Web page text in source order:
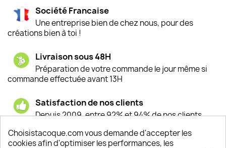
Société Francaise
Une entreprise bien de chez nous, pour des
créations bien à toi !
Livraison sous 48H
Préparation de votre commande le jour même si
commande effectuée avant 13H
Satisfaction de nos clients
Depuis 2009, entre 92% et 94% de nos clients
Choisistacoque.com vous demande d'accepter les
cookies afin d'optimiser les performances, les